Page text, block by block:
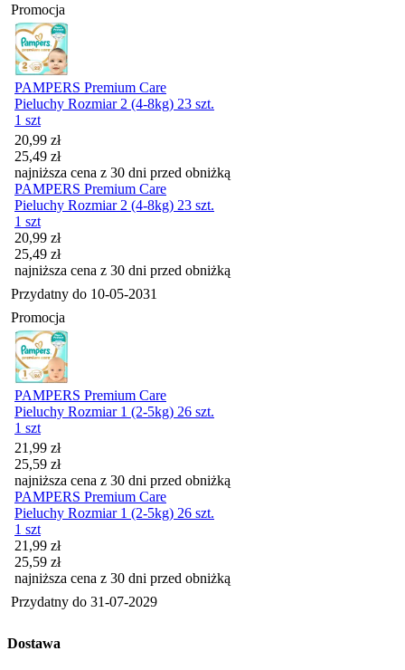
Promocja
PAMPERS Premium Care
Pieluchy Rozmiar 2 (4-8kg) 23 szt.
1 szt
Cena promocyjna
20,99 zł
25,49 zł
najniższa cena z 30 dni przed obniżką
PAMPERS Premium Care
Pieluchy Rozmiar 2 (4-8kg) 23 szt.
1 szt
Cena promocyjna
20,99 zł
25,49 zł
najniższa cena z 30 dni przed obniżką
Przydatny do 10-05-2031
Promocja
PAMPERS Premium Care
Pieluchy Rozmiar 1 (2-5kg) 26 szt.
1 szt
Cena promocyjna
21,99 zł
25,59 zł
najniższa cena z 30 dni przed obniżką
PAMPERS Premium Care
Pieluchy Rozmiar 1 (2-5kg) 26 szt.
1 szt
Cena promocyjna
21,99 zł
25,59 zł
najniższa cena z 30 dni przed obniżką
Przydatny do 31-07-2029
Dostawa